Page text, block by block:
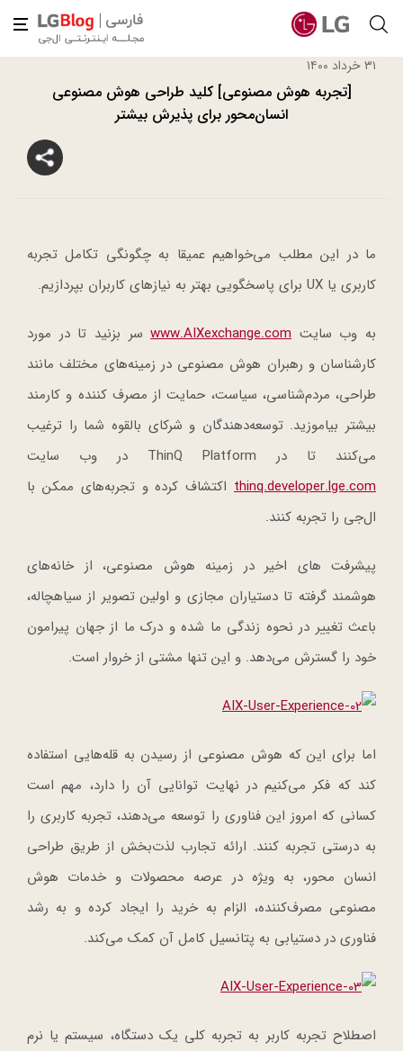
۳۱ خرداد ۱۴۰۰
[تجربه هوش مصنوعی] کلید طراحی هوش مصنوعی
انسان‌محور برای پذیرش بیشتر
ما در این مطلب می‌خواهیم عمیقا به چگونگی تکامل تجربه
کاربری یا UX برای پاسخگویی بهتر به نیازهای کاربران بپردازیم.
به وب سایتwww.AIXexchange.comسر بزنید تا در مورد
کارشناسان و رهبران هوش مصنوعی در زمینه‌های مختلف مانند
طراحی، مردم‌شناسی، سیاست، حمایت از مصرف کننده و کارمند
بیشتر بیاموزید. توسعه‌دهندگان و شرکای بالقوه شما را ترغیب
می‌کنند تا در ThinQ Platform در وب سایت
thinq.developer.lge.com اکتشاف کرده و تجربه‌های ممکن با
ال‌جی را تجربه کنند.
پیشرفت های اخیر در زمینه هوش مصنوعی، از خانه‌های
هوشمند گرفته تا دستیاران مجازی و اولین تصویر از سیاهچاله،
باعث تغییر در نحوه زندگی ما شده و درک ما از جهان پیرامون
خود را گسترش می‌دهد. و این تنها مشتی از خروار است.
اما برای این که هوش مصنوعی از رسیدن به قله‌هایی استفاده
کند که فکر می‌کنیم در نهایت توانایی آن را دارد، مهم است
کسانی که امروز این فناوری را توسعه می‌دهند، تجربه کاربری را
به درستی تجربه کنند. ارائه تجارب لذت‌بخش از طریق طراحی
انسان محور، به ویژه در عرصه محصولات و خدمات هوش
مصنوعی مصرف‌کننده، الزام به خرید را ایجاد کرده و به رشد
فناوری در دستیابی به پتانسیل کامل آن کمک می‌کند.
اصطلاح تجربه کاربر به تجربه کلی یک دستگاه، سیستم یا نرم